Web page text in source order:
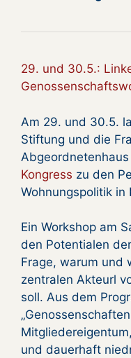
29. und 30.5.:
Am 29. und 30.5.
Stiftung und die
Kongress zu den
Wohnungspolitik in
Ein Workshop am
den Potentialen
Frage, warum und
zentralen Akteurl
soll. Aus dem
und dauerhaft